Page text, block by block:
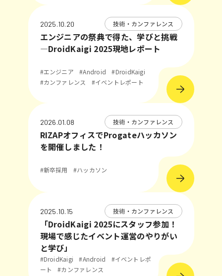
2025.10.20 技術・カンファレンス
エンジニアの祭典で得た、学びと挑戦
―DroidKaigi 2025現地レポート
#エンジニア #Android
#DroidKaigi
#カンファレンス
#イベントレポート
2026.01.08 技術・カンファレンス
RIZAPオフィスでProgateハッカソン
を開催しました！
#新卒採用 #ハッカソン
2025.10.15 技術・カンファレンス
「DroidKaigi 2025にスタッフ参加！
現場で感じたイベント運営のやりがい
と学び」
#DroidKaigi #Android
#イベントレポ
ート
#カンファレンス